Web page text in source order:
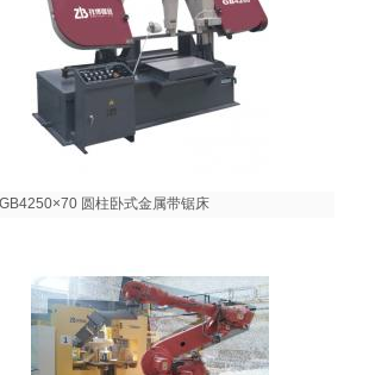
圆柱卧式金属带锯床